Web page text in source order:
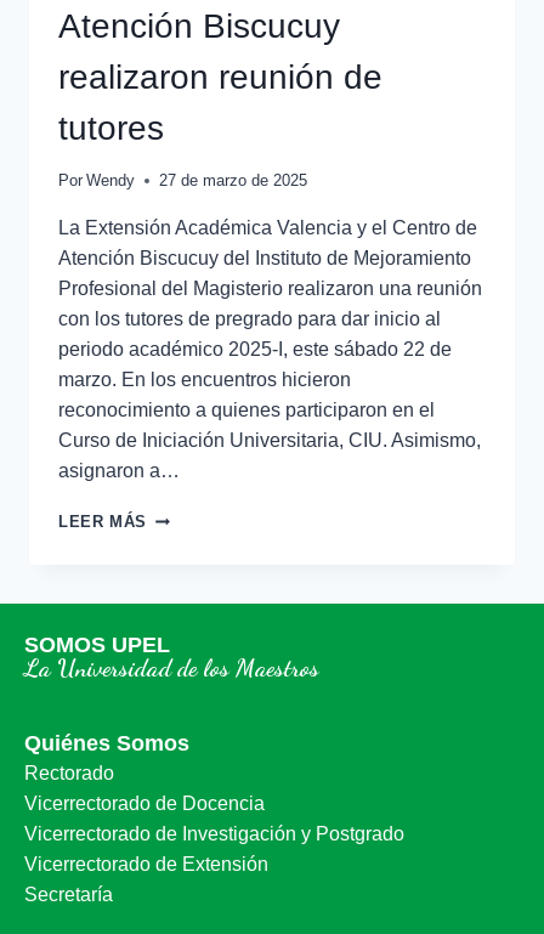
Atención Biscucuy
realizaron reunión de
tutores
Por Wendy 27 de marzo de 2025
La Extensión Académica Valencia y el Centro de
Atención Biscucuy del Instituto de Mejoramiento
Profesional del Magisterio realizaron una reunión
con los tutores de pregrado para dar inicio al
periodo académico 2025-I, este sábado 22 de
marzo. En los encuentros hicieron
reconocimiento a quienes participaron en el
Curso de Iniciación Universitaria, CIU. Asimismo,
asignaron a…
LEER MÁS
SOMOS UPEL
La Universidad de los Maestros
Quiénes Somos
Rectorado
Vicerrectorado de Docencia
Vicerrectorado de Investigación y Postgrado
Vicerrectorado de Extensión
Secretaría